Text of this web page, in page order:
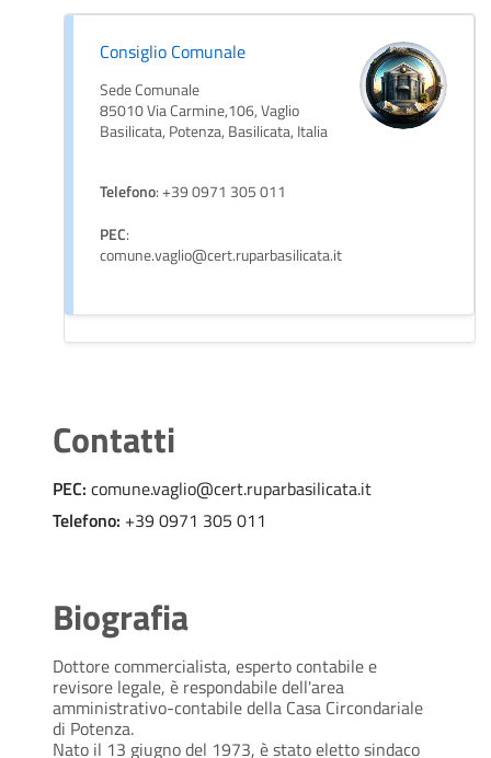
Consiglio Comunale
Sede Comunale
85010 Via Carmine,106, Vaglio
Basilicata, Potenza, Basilicata, Italia
Telefono: +39 0971 305 011
PEC:
comune.vaglio@cert.ruparbasilicata.it
Contatti
PEC: comune.vaglio@cert.ruparbasilicata.it
Telefono: +39 0971 305 011
Biografia
Dottore commercialista, esperto contabile e
revisore legale, è respondabile dell'area
amministrativo-contabile della Casa Circondariale
di Potenza.
Nato il 13 giugno del 1973, è stato eletto sindaco